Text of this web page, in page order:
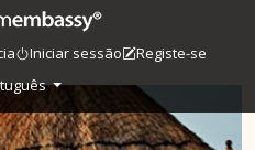
Iniciar sessão
Registe-se